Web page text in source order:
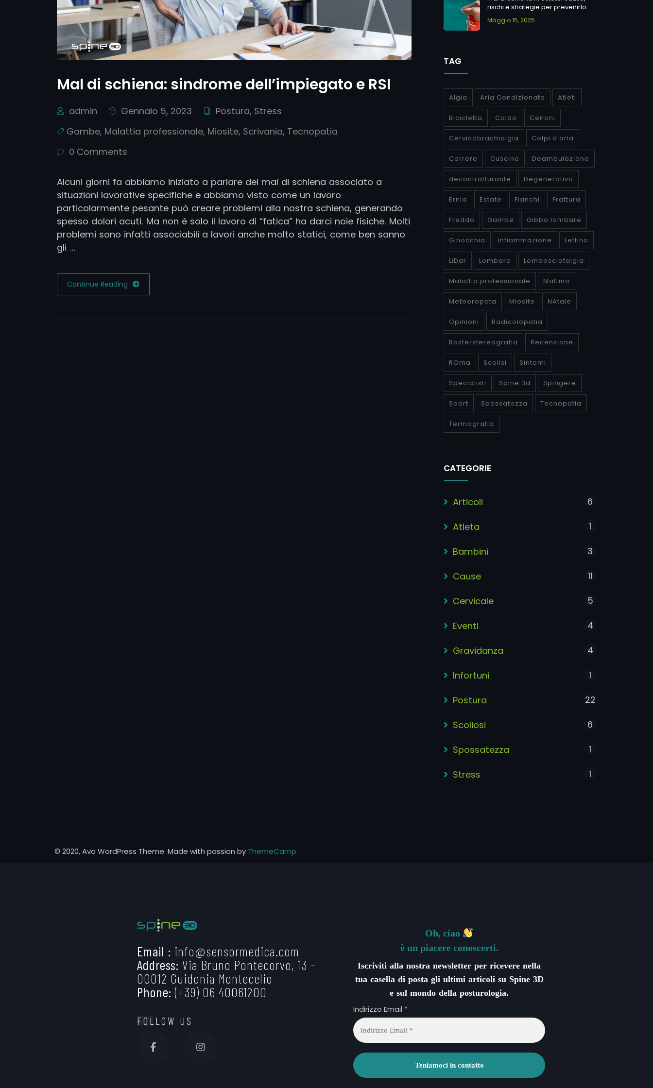
Mal di schiena: sindrome dell’impiegato e RSI
admin Gennaio 5, 2023 Postura, Stress
Gambe, Malattia professionale, Miosite, Scrivania, Tecnopatia
0 Comments
Alcuni giorni fa abbiamo iniziato a parlare del mal di schiena associato a
situazioni lavorative specifiche e abbiamo visto come un lavoro
particolarmente pesante può creare problemi alla nostra schiena, generando
spesso dolori acuti. Ma non è solo il lavoro di “fatica” ha darci noie fisiche. Molti
problemi sono infatti associabili a lavori anche molto statici, come ben sanno
gli …
Continue Reading
rischi e strategie per prevenirlo
Maggio 15, 2025
TAG
Algia Aria Condizionata Atleti
Bicicletta Caldo Cenoni
Cervicobrachialgia Colpi d'aria
Correre Cuscino Deambulazione
decontratturante Degenerativo
Ernia Estate Fianchi Frattura
Freddo Gambe Gibbo lombare
Ginocchia Infiammazione Lettino
LiDar Lombare Lombosciatalgia
Malattia professionale Mattino
Meteoropata Miosite NAtale
Opinioni Radicolopatia
Rasterstereografia Recensione
ROma Scolisi Sintomi
Specialisti Spine 3d Spingere
Sport Spossatezza Tecnopatia
Termografia
CATEGORIE
Articoli 6
Atleta 1
Bambini 3
Cause 11
Cervicale 5
Eventi 4
Gravidanza 4
Infortuni 1
Postura 22
Scoliosi 6
Spossatezza 1
Stress 1
© 2020, Avo WordPress Theme. Made with passion by ThemeCamp
Email : info@sensormedica.com
Address: Via Bruno Pontecorvo, 13 -
00012 Guidonia Montecelio
Phone: (+39) 06 40061200
FOLLOW US
Oh, ciao
è un piacere conoscerti.
Iscriviti alla nostra newsletter per ricevere nella
tua casella di posta gli ultimi articoli su Spine 3D
e sul mondo della posturologia.
Indirizzo Email *